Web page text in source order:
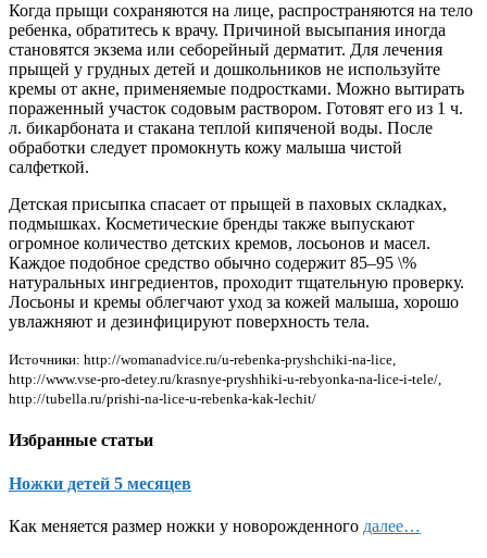
Когда прыщи сохраняются на лице, распространяются на тело
ребенка, обратитесь к врачу. Причиной высыпания иногда
становятся экзема или себорейный дерматит. Для лечения
прыщей у грудных детей и дошкольников не используйте
кремы от акне, применяемые подростками. Можно вытирать
пораженный участок содовым раствором. Готовят его из 1 ч.
л. бикарбоната и стакана теплой кипяченой воды. После
обработки следует промокнуть кожу малыша чистой
салфеткой.
Детская присыпка спасает от прыщей в паховых складках,
подмышках. Косметические бренды также выпускают
огромное количество детских кремов, лосьонов и масел.
Каждое подобное средство обычно содержит 85–95 \%
натуральных ингредиентов, проходит тщательную проверку.
Лосьоны и кремы облегчают уход за кожей малыша, хорошо
увлажняют и дезинфицируют поверхность тела.
Источники: http://womanadvice.ru/u-rebenka-pryshchiki-na-lice,
http://www.vse-pro-detey.ru/krasnye-pryshhiki-u-rebyonka-na-lice-i-tele/,
http://tubella.ru/prishi-na-lice-u-rebenka-kak-lechit/
Избранные статьи
Ножки детей 5 месяцев
Как меняется размер ножки у новорожденного далее…